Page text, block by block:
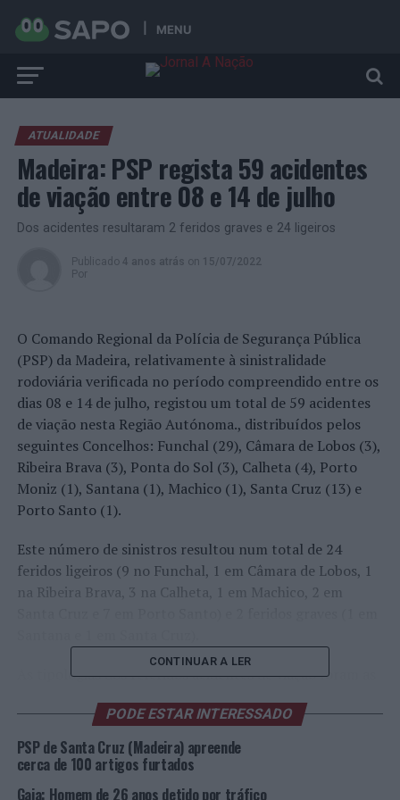
MENU
ATUALIDADE
Madeira: PSP regista 59 acidentes
de viação entre 08 e 14 de julho
Dos acidentes resultaram 2 feridos graves e 24 ligeiros
Publicado 4 anos atrás on 15/07/2022
Por
O Comando Regional da Polícia de Segurança Pública
(PSP) da Madeira, relativamente à sinistralidade
rodoviária verificada no período compreendido entre os
dias 08 e 14 de julho, registou um total de 59 acidentes
de viação nesta Região Autónoma., distribuídos pelos
seguintes Concelhos: Funchal (29), Câmara de Lobos (3),
Ribeira Brava (3), Ponta do Sol (3), Calheta (4), Porto
Moniz (1), Santana (1), Machico (1), Santa Cruz (13) e
Porto Santo (1).
Este número de sinistros resultou num total de 24
feridos ligeiros (9 no Funchal, 1 em Câmara de Lobos, 1
na Ribeira Brava, 3 na Calheta, 1 em Machico, 2 em
As tipologias dos referidos acidentes de viação foram as
uma das grandes prioridades da PSP, o qual é efetivado
através de um incremento da visibilidade policial,
CONTINUAR A LER
PODE ESTAR INTERESSADO
PSP de Santa Cruz (Madeira) apreende
cerca de 100 artigos furtados
Gaia: Homem de 26 anos detido por tráfico